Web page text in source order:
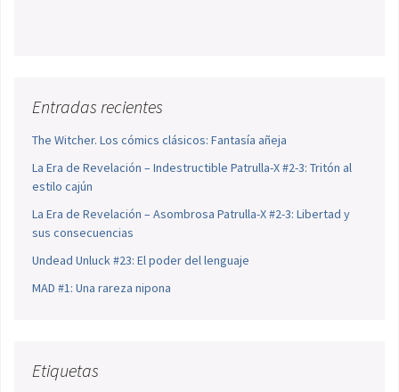
Entradas recientes
The Witcher. Los cómics clásicos: Fantasía añeja
La Era de Revelación – Indestructible Patrulla-X #2-3: Tritón al
estilo cajún
La Era de Revelación – Asombrosa Patrulla-X #2-3: Libertad y
sus consecuencias
Undead Unluck #23: El poder del lenguaje
MAD #1: Una rareza nipona
Etiquetas